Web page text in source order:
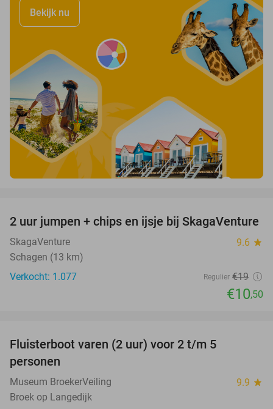
Bekijk nu
45%
2 uur jumpen + chips en ijsje bij SkagaVenture
SkagaVenture 9.6 star
Schagen (13 km)
Verkocht: 1.077
Regulier €19
€10,50
Fluisterboot varen (2 uur) voor 2 t/m 5
personen
Museum BroekerVeiling 9.9 star
Broek op Langedijk